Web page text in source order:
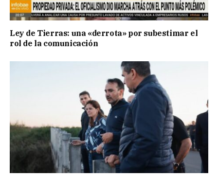
Ley de Tierras: una «derrota» por subestimar el
rol de la comunicación